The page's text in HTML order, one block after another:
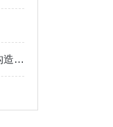
三菱重工长谷川减速机耐腐蚀构造在户外工业设备传动中的适配优势